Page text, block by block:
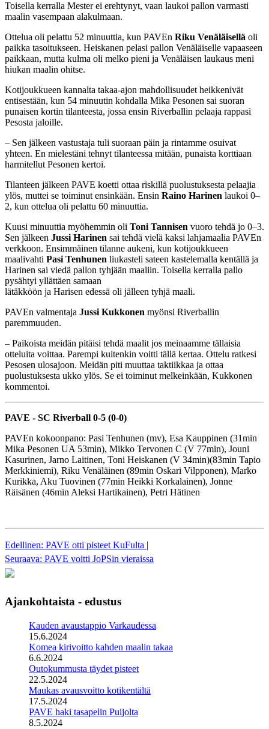
Toisella kerralla Mester ei erehtynyt, vaan laukoi pallon varmasti
maalin vasempaan alakulmaan.
Ottelua oli pelattu 52 minuuttia, kun PAVEn Riku Venäläisellä oli
paikka tasoitukseen. Heiskanen pelasi pallon Venäläiselle vapaaseen
paikkaan, mutta kulma oli melko pieni ja Venäläisen laukaus meni
hiukan maalin ohitse.
Kotijoukkueen kannalta takaa-ajon mahdollisuudet heikkenivät
entisestään, kun 54 minuutin kohdalla Mika Pesonen sai suoran
punaisen kortin tilanteesta, jossa ensin Riverballin pelaaja rappasi
Pesosta jaloille.
– Sen jälkeen vastustaja tuli suoraan päin ja rintamme osuivat
yhteen. En mielestäni tehnyt tilanteessa mitään, punaista korttiaan
harmitellut Pesonen kertoi.
Tilanteen jälkeen PAVE koetti ottaa riskillä puolustuksesta pelaajia
ylös, muttei se toiminut ensinkään. Ensin Raino Harinen laukoi 0–
2, kun ottelua oli pelattu 60 minuuttia.
Kuusi minuuttia myöhemmin oli Toni Tannisen vuoro tehdä jo 0–3.
Sen jälkeen Jussi Harinen sai tehdä vielä kaksi lahjamaalia PAVEn
verkkoon. Ensimmäinen tilanne aukeni, kun kotijoukkueen
maalivahti Pasi Tenhunen liukasteli sateen kastelemalla kentällä ja
Harinen sai viedä pallon tyhjään maaliin. Toisella kerralla pallo
pysähtyi yllättäen samaan
lätäkköön ja Harisen edessä oli jälleen tyhjä maali.
PAVEn valmentaja Jussi Kukkonen myönsi Riverballin
paremmuuden.
– Paikoista meidän pitäisi tehdä maalit jos meinaamme tällaisia
otteluita voittaa. Parempi kuitenkin voitti tällä kertaa. Ottelu ratkesi
Pesosen ulosajoon. Meidän piti muuttaa taktiikkaa ja ottaa
puolustuksesta ukko ylös. Se ei toiminut melkeinkään, Kukkonen
kommentoi.
PAVE - SC Riverball 0-5 (0-0)
PAVEn kokoonpano: Pasi Tenhunen (mv), Esa Kauppinen (31min
Mika Pesonen UA 53min), Mikko Tervonen C (V 77min), Jouni
Kasurinen, Jarno Laitinen, Toni Heiskanen (V 34min)(83min Tapio
Merkkiniemi), Riku Venäläinen (89min Oskari Vilpponen), Marko
Kurikka, Aku Tuovinen (77min Heikki Korkalainen), Jonne
Räisänen (46min Aleksi Hartikainen), Petri Hätinen
Edellinen: PAVE otti pisteet KuFulta |
Seuraava: PAVE voitti JoPSin vieraissa
Ajankohtaista - edustus
Kauden avaustappio Varkaudessa
15.6.2024
Komea kirivoitto kahden maalin takaa
6.6.2024
Outokummusta täydet pisteet
22.5.2024
Maukas avausvoitto kotikentältä
17.5.2024
PAVE haki tasapelin Puijolta
8.5.2024